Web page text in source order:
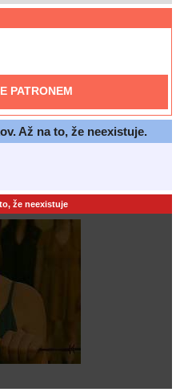
PATRONEM
Až na to, že neexistuje.
že neexistuje